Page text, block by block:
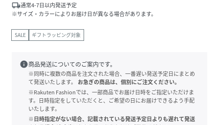
local_shipping通常4-7日以内発送予定
※サイズ・カラーによりお届け日が異なる場合があります。
SALE ギフトラッピング対象
info商品発送についてのご案内です。
※同時に複数の商品を注文された場合、一番遅い発送予定日にまとめ
て発送いたします。
お急ぎの商品は、個別にご注文ください。
※Rakuten Fashionでは、一部商品でお届け日時をご指定いただけま
す。日時指定をしていただくと、ご希望の日にお届けできるよう手配
いたします。
※日時指定がない場合、記載されている発送予定日よりも遅れて発送